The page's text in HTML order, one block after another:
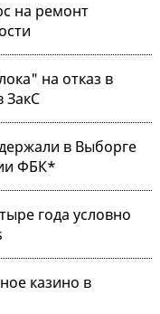
на ремонт
на отказ в
ЗакС
в Выборге
ФБК*
года условно
казино в